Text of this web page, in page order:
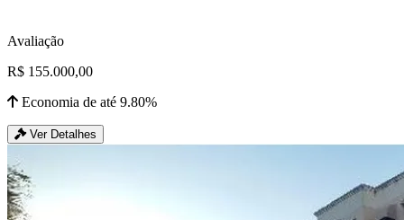
Avaliação
R$ 155.000,00
Economia de até 9.80%
Ver Detalhes